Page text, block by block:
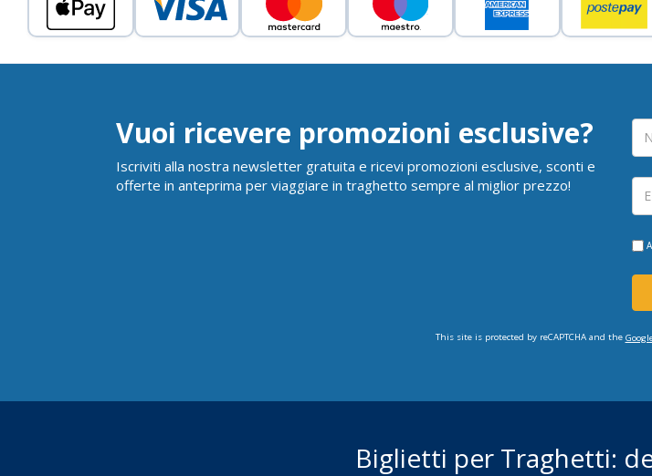
Vuoi ricevere promozioni esclusive?
Iscriviti alla nostra newsletter gratuita e ricevi promozioni esclusive, sconti e
offerte in anteprima per viaggiare in traghetto sempre al miglior prezzo!
This site is protected by reCAPTCHA and the
Biglietti per Traghetti: